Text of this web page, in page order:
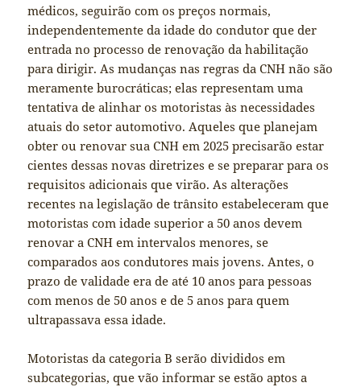
médicos, seguirão com os preços normais,
independentemente da idade do condutor que der
entrada no processo de renovação da habilitação
para dirigir. As mudanças nas regras da CNH não são
meramente burocráticas; elas representam uma
tentativa de alinhar os motoristas às necessidades
atuais do setor automotivo. Aqueles que planejam
obter ou renovar sua CNH em 2025 precisarão estar
cientes dessas novas diretrizes e se preparar para os
requisitos adicionais que virão. As alterações
recentes na legislação de trânsito estabeleceram que
motoristas com idade superior a 50 anos devem
renovar a CNH em intervalos menores, se
comparados aos condutores mais jovens. Antes, o
prazo de validade era de até 10 anos para pessoas
com menos de 50 anos e de 5 anos para quem
ultrapassava essa idade.
Motoristas da categoria B serão divididos em
subcategorias, que vão informar se estão aptos a